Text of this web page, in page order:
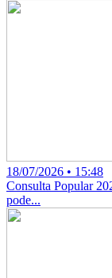
18/07/2026 • 15:48
Consulta Popular
pode...